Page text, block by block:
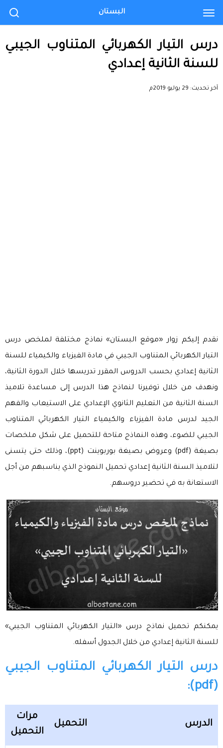
درس التيار الكهربائي المتناوب الجيبي
للسنة الثانية إعدادي
آخر تحديث: 29 يوليو 2019م
نقدم إليكم زوار «موقع البستان» نماذج مختلفة لملخص درس
التيار الكهربائي المتناوب الجيبي في مادة الفيزياء والكيمياء للسنة
الثانية إعدادي بحسب الدروس المقرر تدريسها خلال الدورة الثانية،
ونهدف من خلال توفيرنا لنماذج هذا الدرس إلى مساعدة تلاميذ
السنة الثانية من التعليم الثانوي الإعدادي على الاستيعاب والفهم
الجيد لدرس مادة الفيزياء والكيمياء التيار الكهربائي المتناوب
الجيبي للضوء، وهذه النماذج متاحة للتحميل على شكل ملخصات
بصيغة (pdf) وعروض بصيغة بوربوينت (ppt)، وذلك حتى يتسنى
لتلاميذ السنة الثانية إعدادي تحميل النموذج الذي يناسبهم من أجل
الاستعانة به في تحضير دروسهم.
يمكنكم تحميل نماذج درس «التيار الكهربائي المتناوب الجيبي»
للسنة الثانية إعدادي من خلال الجدول أسفله.
درس التيار الكهربائي المتناوب الجيبي
(pdf):
الدرس التحميل
مرات
التحميل
البستان